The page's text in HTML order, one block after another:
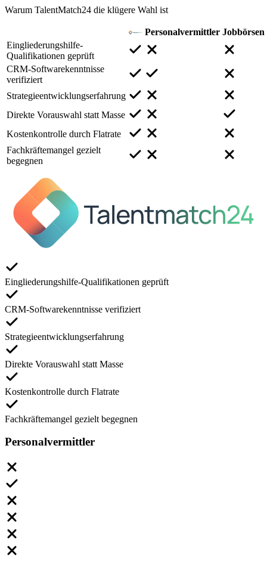
Warum TalentMatch24 die klügere Wahl ist
Personalvermittler Jobbörsen
Eingliederungshilfe-
Qualifikationen geprüft
CRM-Softwarekenntnisse
verifiziert
Strategieentwicklungserfahrung
Direkte Vorauswahl statt Masse
Kostenkontrolle durch Flatrate
Fachkräftemangel gezielt
begegnen
Eingliederungshilfe-Qualifikationen geprüft
CRM-Softwarekenntnisse verifiziert
Strategieentwicklungserfahrung
Direkte Vorauswahl statt Masse
Kostenkontrolle durch Flatrate
Fachkräftemangel gezielt begegnen
Personalvermittler